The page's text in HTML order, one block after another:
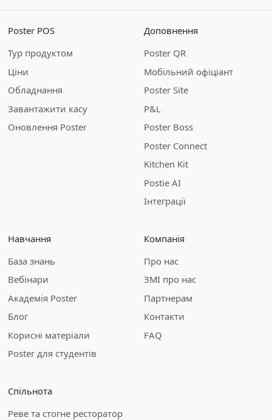
Poster POS
Тур продуктом
Ціни
Обладнання
Завантажити касу
Оновлення Poster
Доповнення
Poster QR
Мобільний офіціант
Poster Site
P&L
Poster Boss
Poster Connect
Kitchen Kit
Postie AI
Інтеграції
Навчання
База знань
Вебінари
Академія Poster
Блог
Корисні матеріали
Poster для студентів
Компанія
Про нас
ЗМІ про нас
Партнерам
Контакти
FAQ
Спільнота
Реве та стогне ресторатор